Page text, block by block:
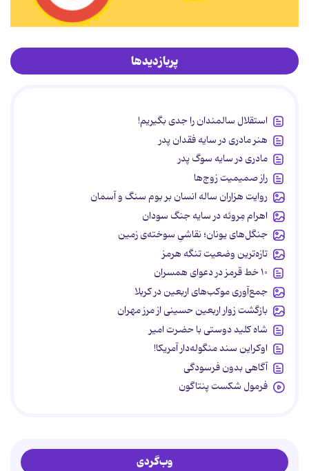
پربازدیدها
استقلال سالمندان را جدی بگیریم!
هنر مادری در سایه‌ فقدان پدر
مادری در سایه سوگ پدر
راز صمیمیت زوج‌ها
روایت هزاران ساله انسان بر بوم سنگ و آسمان
اهرام مِروئه در سایه جنگ سودان
جنگل‌های یونان؛ نقاشیِ سوخته‌ی زمین
تازه‌ترین وضعیت تنگه هرمز
۱۰ خط قرمز در دعوای همسران
جمع‌آوری موکب‌های اربعین در کربلا
بازگشت زوار اربعین حسینی از مرز مهران
شاه کلید دوستی با حضرت امیر
اوکراین سند منگوله‌دار آمریکا!
آگاهی بدون فرسودگی
فرمول شکست پنتاگون
وب‌گردی